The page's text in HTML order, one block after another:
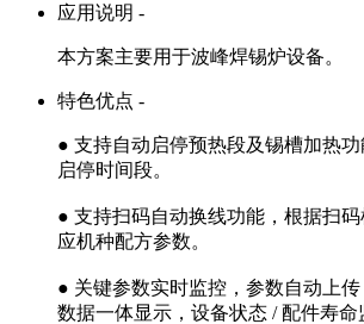
应用说明 -
本方案主要用于波峰焊锡炉设备。
特色优点 -
● 支持自动启停预热段及锡槽加热
启停时间段。
● 支持扫码自动换线功能，根据扫
应机种配方参数。
● 关键参数实时监控，参数自动上
数据一体显示，设备状态 / 配件寿